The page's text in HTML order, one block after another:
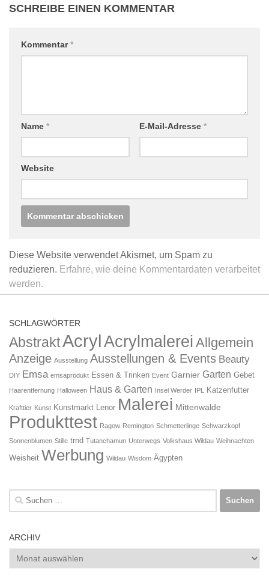
SCHREIBE EINEN KOMMENTAR
Kommentar*
Name * E-Mail-Adresse *
Website
Diese Website verwendet Akismet, um Spam zu
reduzieren. Erfahre, wie deine Kommentardaten verarbeitet
werden.
SCHLAGWÖRTER
AbstraktAcrylAcrylmalerei Allgemein
Anzeige Ausstellung Ausstellungen & Events Beauty
DIY Emsa emsaprodukt Essen & Trinken Event Garnier Garten Gebet
Haarentfernung Halloween Haus & Garten Insel Werder IPL Katzenfutter
Krafttier Kunst Kunstmarkt Lenor Malerei Mittenwalde
Produkttest Ragow Remington Schmetterlinge Schwarzkopf
Sonnenblumen Stille trnd Tutanchamun Unterwegs Volkshaus Wildau Weihnachten
Weisheit Werbung Wildau Wisdom Ägypten
Suchen
nach:
ARCHIV
Archiv